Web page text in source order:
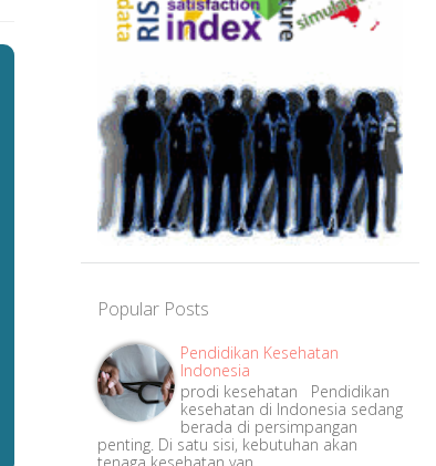
Popular Posts
Pendidikan Kesehatan
Indonesia
prodi kesehatan Pendidikan
kesehatan di Indonesia sedang
berada di persimpangan
penting. Di satu sisi, kebutuhan akan
tenaga kesehatan yan...